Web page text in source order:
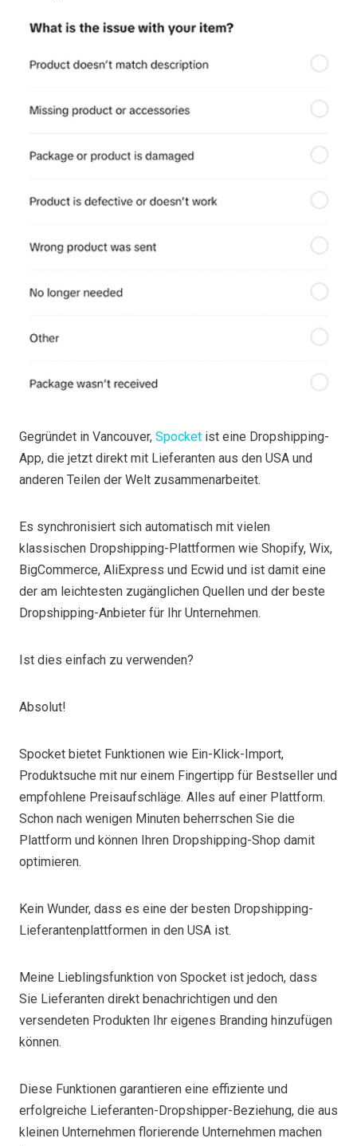
Gegründet in Vancouver, Spocket ist eine Dropshipping-
App, die jetzt direkt mit Lieferanten aus den USA und
anderen Teilen der Welt zusammenarbeitet.
Es synchronisiert sich automatisch mit vielen
klassischen Dropshipping-Plattformen wie Shopify, Wix,
BigCommerce, AliExpress und Ecwid und ist damit eine
der am leichtesten zugänglichen Quellen und der beste
Dropshipping-Anbieter für Ihr Unternehmen.
Ist dies einfach zu verwenden?
Absolut!
Spocket bietet Funktionen wie Ein-Klick-Import,
Produktsuche mit nur einem Fingertipp für Bestseller und
empfohlene Preisaufschläge. Alles auf einer Plattform.
Schon nach wenigen Minuten beherrschen Sie die
Plattform und können Ihren Dropshipping-Shop damit
optimieren.
Kein Wunder, dass es eine der besten Dropshipping-
Lieferantenplattformen in den USA ist.
Meine Lieblingsfunktion von Spocket ist jedoch, dass
Sie Lieferanten direkt benachrichtigen und den
versendeten Produkten Ihr eigenes Branding hinzufügen
können.
Diese Funktionen garantieren eine effiziente und
erfolgreiche Lieferanten-Dropshipper-Beziehung, die aus
kleinen Unternehmen florierende Unternehmen machen